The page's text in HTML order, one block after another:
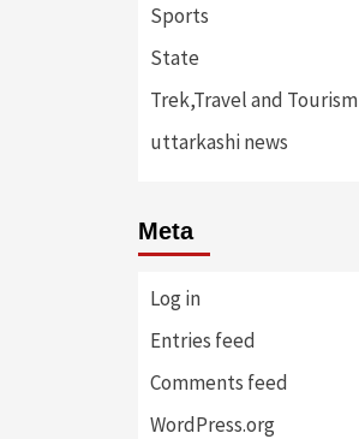
Sports
State
Trek,Travel and Tourism
uttarkashi news
Meta
Log in
Entries feed
Comments feed
WordPress.org